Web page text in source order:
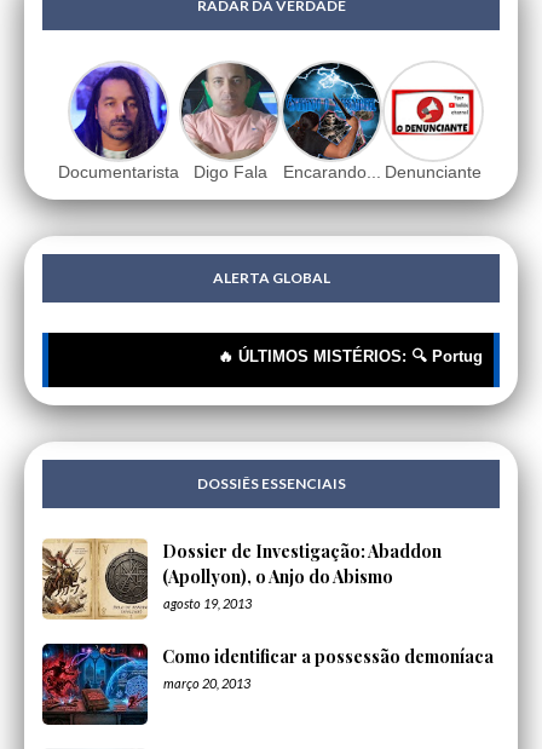
RADAR DA VERDADE
Documentarista Digo Fala Encarando... Denunciante
ALERTA GLOBAL
🔥 ÚLTIMOS MISTÉRIOS: 🔍 Portugueses:
DOSSIÊS ESSENCIAIS
Dossier de Investigação: Abaddon
(Apollyon), o Anjo do Abismo
agosto 19, 2013
Como identificar a possessão demoníaca
março 20, 2013